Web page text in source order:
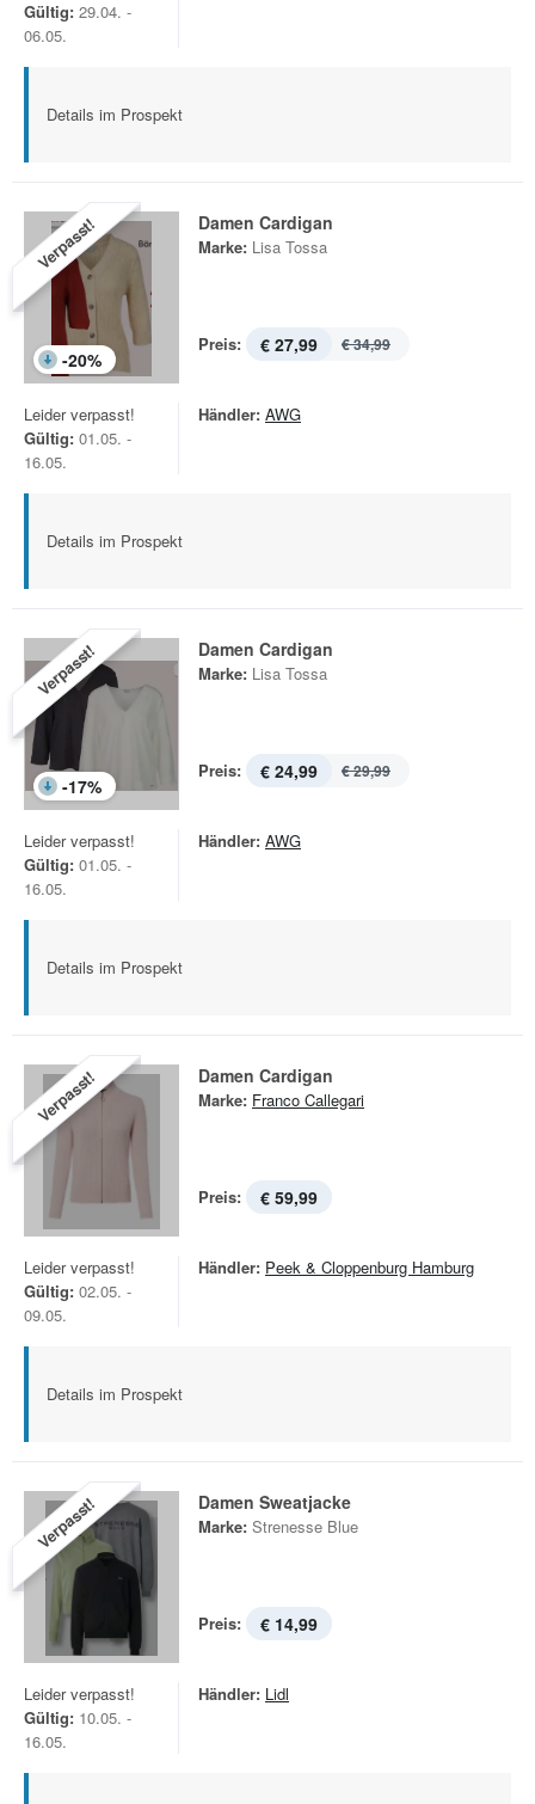
Gültig: 29.04. -
06.05.
Details im Prospekt
Verpasst!
-20%
Damen Cardigan
Marke: Lisa Tossa
Preis: € 27,99 € 34,99
Leider verpasst!
Gültig: 01.05. -
16.05.
Händler: AWG
Details im Prospekt
Verpasst!
-17%
Damen Cardigan
Marke: Lisa Tossa
Preis: € 24,99 € 29,99
Leider verpasst!
Gültig: 01.05. -
16.05.
Händler: AWG
Details im Prospekt
Verpasst! Damen Cardigan
Marke: Franco Callegari
Preis: € 59,99
Leider verpasst!
Gültig: 02.05. -
09.05.
Händler: Peek & Cloppenburg Hamburg
Details im Prospekt
Verpasst! Damen Sweatjacke
Marke: Strenesse Blue
Preis: € 14,99
Leider verpasst!
Gültig: 10.05. -
16.05.
Händler: Lidl